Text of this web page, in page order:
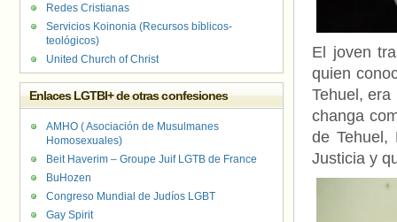
El joven
quien
Tehuel,
changa
de Tehuel,
Justicia y
Redes Cristianas
Servicios Koinonia (Recursos bíblicos-
teológicos)
United Church of Christ
Enlaces LGTBI+ de otras confesiones
AMHO ( Asociación de Musulmanes
Homosexuales)
Beit Haverim – Groupe Juif LGTB de France
BuHozen
Congreso Mundial de Judíos LGBT
Gay Spirit